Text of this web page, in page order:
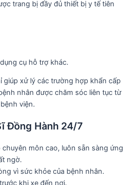
trang bị đầy đủ thiết bị y tế tiên
cụ hỗ trợ khác.
giúp xử lý các trường hợp khẩn cấp
nhân được chăm sóc liên tục từ
viện.
Đồng Hành 24/7
môn cao, luôn sẵn sàng ứng
ngờ.
vì sức khỏe của bệnh nhân.